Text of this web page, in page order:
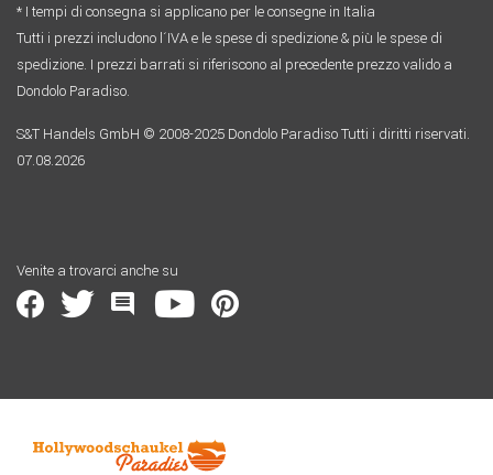
* I tempi di consegna si applicano per le consegne in Italia
Tutti i prezzi includono l´IVA e le spese di spedizione & più le spese di
spedizione. I prezzi barrati si riferiscono al precedente prezzo valido a
Dondolo Paradiso.
S&T Handels GmbH © 2008-2025 Dondolo Paradiso Tutti i diritti riservati.
07.08.2026
Venite a trovarci anche su